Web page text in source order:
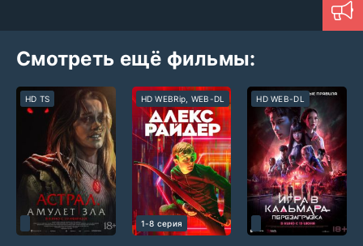
Смотреть ещё фильмы:
HD TS HD WEBRip, WEB-DL
1-8 серия
HD WEB-DL